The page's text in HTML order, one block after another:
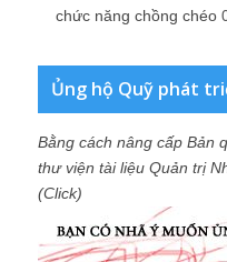
chức năng chồng chéo
Ủng hộ Quỹ phát
Bằng cách nâng cấp Bản
thư viện tài liệu Quản trị
(Click)